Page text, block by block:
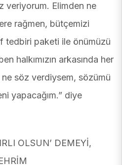
veriyorum. Elimden ne
rağmen, bütçemizi
tedbiri paketi ile önümüzü
halkımızın arkasında her
ne söz verdiysem, sözümü
yapacağım.” diye
OLSUN’ DEMEYİ,